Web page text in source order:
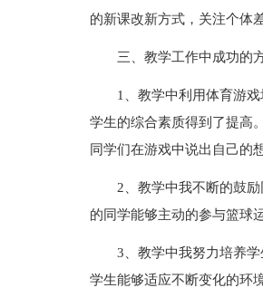
的新课改新方式，关注个体
三、教学工作中成功的方
1、教学中利用体育游
学生的综合素质得到了提高
同学们在游戏中说出自己的
2、教学中我不断的鼓
的同学能够主动的参与篮球
3、教学中我努力培养
学生能够适应不断变化的环境